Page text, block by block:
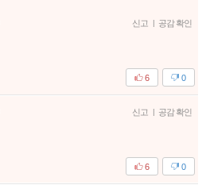
신고 | 공감 확인
0
6
신고 | 공감 확인
0
6